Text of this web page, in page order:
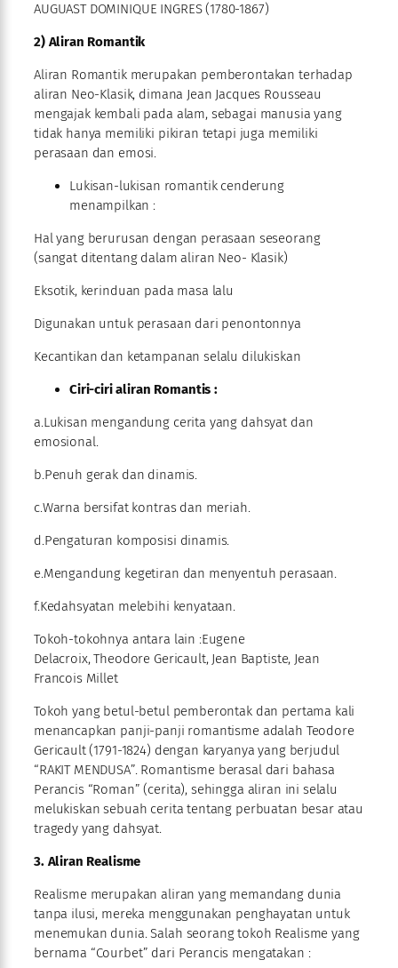
AUGUAST DOMINIQUE INGRES (1780-1867)
2) Aliran Romantik
Aliran Romantik merupakan pemberontakan terhadap
aliran Neo-Klasik, dimana Jean Jacques Rousseau
mengajak kembali pada alam, sebagai manusia yang
tidak hanya memiliki pikiran tetapi juga memiliki
perasaan dan emosi.
Lukisan-lukisan romantik cenderung
menampilkan :
Hal yang berurusan dengan perasaan seseorang
(sangat ditentang dalam aliran Neo- Klasik)
Eksotik, kerinduan pada masa lalu
Digunakan untuk perasaan dari penontonnya
Kecantikan dan ketampanan selalu dilukiskan
Ciri-ciri aliran Romantis :
a.Lukisan mengandung cerita yang dahsyat dan
emosional.
b.Penuh gerak dan dinamis.
c.Warna bersifat kontras dan meriah.
d.Pengaturan komposisi dinamis.
e.Mengandung kegetiran dan menyentuh perasaan.
f.Kedahsyatan melebihi kenyataan.
Tokoh-tokohnya antara lain :Eugene
Delacroix, Theodore Gericault, Jean Baptiste, Jean
Francois Millet
Tokoh yang betul-betul pemberontak dan pertama kali
menancapkan panji-panji romantisme adalah Teodore
Gericault (1791-1824) dengan karyanya yang berjudul
“RAKIT MENDUSA”. Romantisme berasal dari bahasa
Perancis “Roman” (cerita), sehingga aliran ini selalu
melukiskan sebuah cerita tentang perbuatan besar atau
tragedy yang dahsyat.
3. Aliran Realisme
Realisme merupakan aliran yang memandang dunia
tanpa ilusi, mereka menggunakan penghayatan untuk
menemukan dunia. Salah seorang tokoh Realisme yang
bernama “Courbet” dari Perancis mengatakan :